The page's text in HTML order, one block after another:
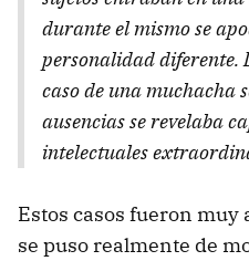
durante el mismo se
personalidad diferente.
caso de una muchacha
ausencias se revelaba
intelectuales
Estos casos fueron muy
se puso realmente de